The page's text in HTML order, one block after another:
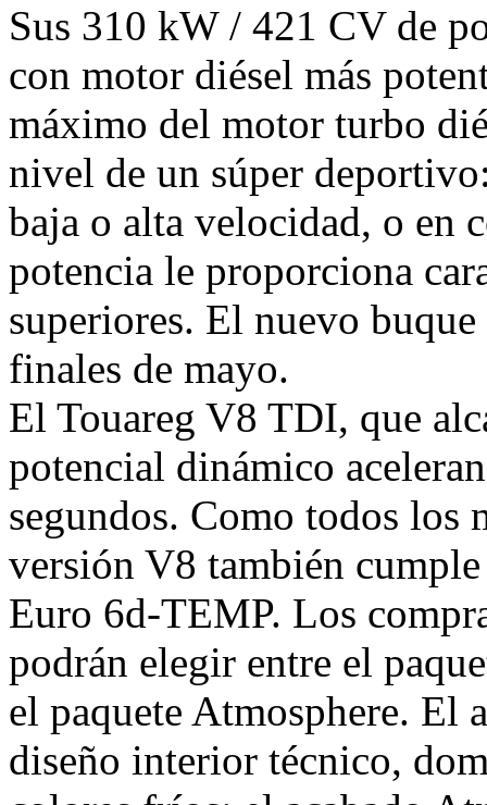
Sus 310 kW / 421 CV de
con motor diésel más
máximo del motor turbo
nivel de un súper
baja o alta velocidad, o en
potencia le proporciona
superiores. El nuevo
finales de mayo.
El Touareg V8 TDI, que
potencial dinámico
segundos. Como todos los
versión V8 también
Euro 6d-TEMP. Los
podrán elegir entre el
el paquete Atmosphere. El
diseño interior técnico,